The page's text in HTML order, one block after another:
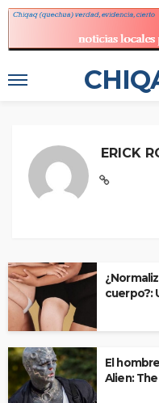
ERICK
cuerpo?:
El
Alien: